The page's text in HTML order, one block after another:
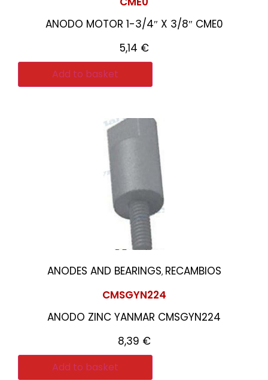
ANODO MOTOR 1-3/4″ X 3/8″ CME0
5,14 €
Add to basket
ANODES AND BEARINGS, RECAMBIOS
CMSGYN224
ANODO ZINC YANMAR CMSGYN224
8,39 €
Add to basket